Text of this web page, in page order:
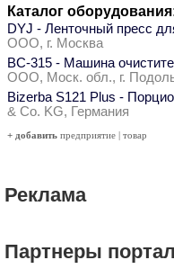
Каталог
DYJ - Ленточный пресс
ООО, г. Москва
ВС-315 - Машина
ООО, Моск. обл., г.
Bizerba S121 Plus -
& Co. KG, Германия
+ добавить предприятие | товар
Реклама
Партнеры